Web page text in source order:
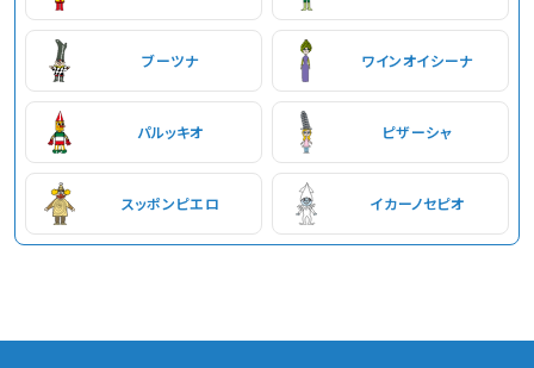
ブーツナ ワインオイシーナ
パルッキオ ピザーシャ
スッポンピエロ イカーノセピオ